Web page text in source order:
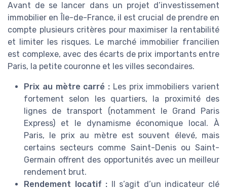
Avant de se lancer dans un projet d’investissement
immobilier en Île-de-France, il est crucial de prendre en
compte plusieurs critères pour maximiser la rentabilité
et limiter les risques. Le marché immobilier francilien
est complexe, avec des écarts de prix importants entre
Paris, la petite couronne et les villes secondaires.
Prix au mètre carré : Les prix immobiliers varient
fortement selon les quartiers, la proximité des
lignes de transport (notamment le Grand Paris
Express) et le dynamisme économique local. À
Paris, le prix au mètre est souvent élevé, mais
certains secteurs comme Saint-Denis ou Saint-
Germain offrent des opportunités avec un meilleur
rendement brut.
Rendement locatif : Il s’agit d’un indicateur clé